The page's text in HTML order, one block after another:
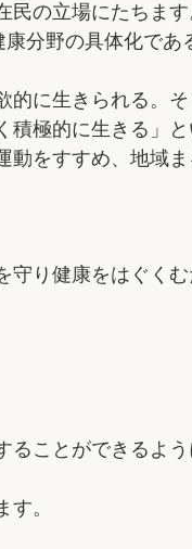
の立場にたちま
分野の具体化であ
に生きられる。
極的に生きる」と
をすすめ、地域
り健康をはぐく
ことができるよう
。